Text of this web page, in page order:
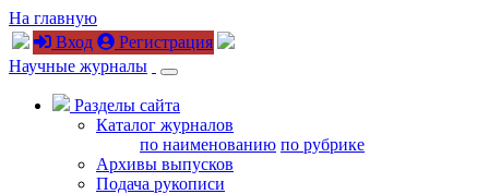
На главную
Вход
Регистрация
Научные журналы
Разделы сайта
Каталог журналов
по наименованию по рубрике
Архивы выпусков
Подача рукописи